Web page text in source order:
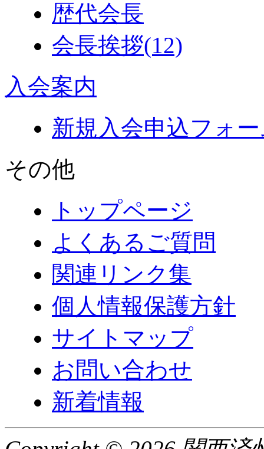
歴代会長
会長挨拶(12)
入会案内
新規入会申込フォ
その他
トップページ
よくあるご質問
関連リンク集
個人情報保護方針
サイトマップ
お問い合わせ
新着情報